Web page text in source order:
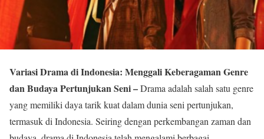
Variasi Drama di Indonesia: Menggali Keberagaman Genre
dan Budaya Pertunjukan Seni –Drama adalah salah satu genre
yang memiliki daya tarik kuat dalam dunia seni pertunjukan,
termasuk di Indonesia. Seiring dengan perkembangan zaman dan